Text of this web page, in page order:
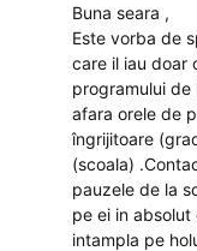
Buna seara ,
Este vorba de
care il iau doar
programului
afara orele de
îngrijitoare
(scoala)
pauzele de la
pe ei in
intampla pe